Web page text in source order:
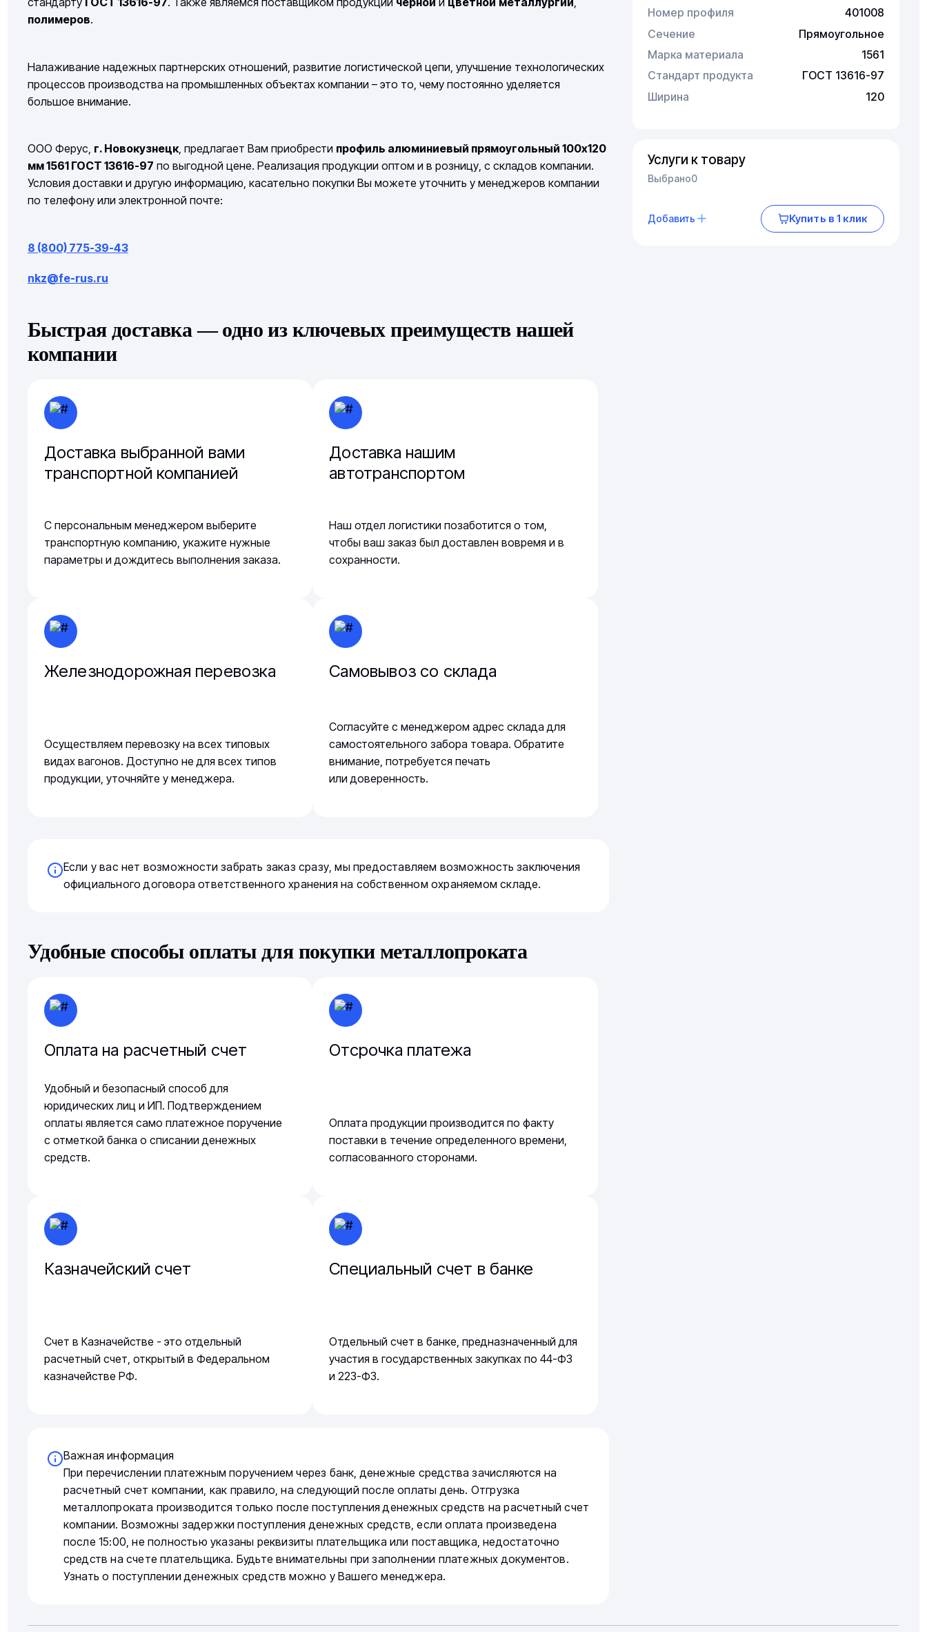
полимеров.
Налаживание надежных партнерских отношений, развитие логистической цепи, улучшение технологических
процессов производства на промышленных объектах компании – это то, чему постоянно уделяется
большое внимание.
ООО Ферус, г. Новокузнецк, предлагает Вам приобрести профиль алюминиевый прямоугольный 100х120
мм 1561 ГОСТ 13616-97 по выгодной цене. Реализация продукции оптом и в розницу, с складов компании.
Условия доставки и другую информацию, касательно покупки Вы можете уточнить у менеджеров компании
по телефону или электронной почте:
8 (800) 775-39-43
nkz@fe-rus.ru
Быстрая доставка — одно из ключевых преимуществ нашей
компании
Доставка выбранной вами
транспортной компанией
С персональным менеджером выберите
транспортную компанию, укажите нужные
параметры и дождитесь выполнения заказа.
Доставка нашим
автотранспортом
Наш отдел логистики позаботится о том,
чтобы ваш заказ был доставлен вовремя и в
сохранности.
Железнодорожная перевозка
Осуществляем перевозку на всех типовых
видах вагонов. Доступно не для всех типов
продукции, уточняйте у менеджера.
Самовывоз со склада
Согласуйте с менеджером адрес склада для
самостоятельного забора товара. Обратите
внимание, потребуется печать
или доверенность.
Если у вас нет возможности забрать заказ сразу, мы предоставляем возможность заключения
официального договора ответственного хранения на собственном охраняемом складе.
Удобные способы оплаты для покупки металлопроката
Оплата на расчетный счет
Удобный и безопасный способ для
юридических лиц и ИП. Подтверждением
оплаты является само платежное поручение
с отметкой банка о списании денежных
средств.
Отсрочка платежа
Оплата продукции производится по факту
поставки в течение определенного времени,
согласованного сторонами.
Казначейский счет
Счет в Казначействе - это отдельный
расчетный счет, открытый в Федеральном
казначействе РФ.
Специальный счет в банке
Отдельный счет в банке, предназначенный для
участия в государственных закупках по 44-ФЗ
и 223-ФЗ.
Важная информация
При перечислении платежным поручением через банк, денежные средства зачисляются на
расчетный счет компании, как правило, на следующий после оплаты день. Отгрузка
металлопроката производится только после поступления денежных средств на расчетный счет
компании. Возможны задержки поступления денежных средств, если оплата произведена
после 15:00, не полностью указаны реквизиты плательщика или поставщика, недостаточно
средств на счете плательщика. Будьте внимательны при заполнении платежных документов.
Узнать о поступлении денежных средств можно у Вашего менеджера.
Номер профиля
401008
Сечение
Прямоугольное
Марка материала
1561
Стандарт продукта
ГОСТ 13616-97
Ширина
120
Услуги к товару
Выбрано0
Добавить Купить в 1 клик